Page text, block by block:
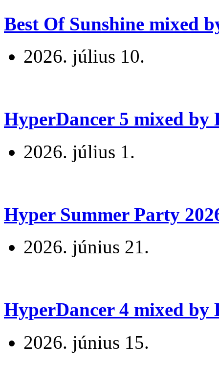
Best Of Sunshine mixed
2026. július 10.
HyperDancer 5 mixed by
2026. július 1.
Hyper Summer Party
2026. június 21.
HyperDancer 4 mixed by
2026. június 15.